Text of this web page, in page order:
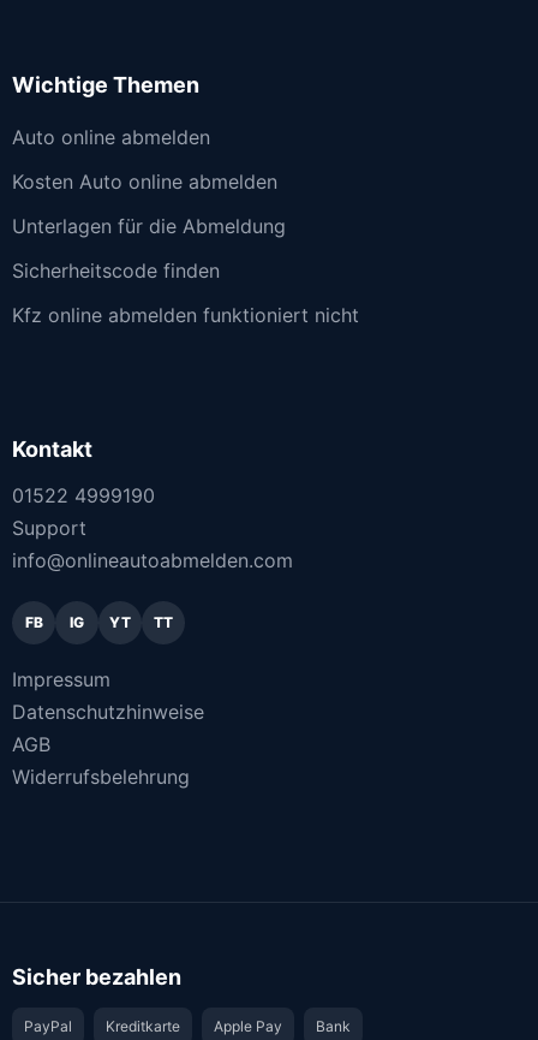
Wichtige Themen
Auto online abmelden
Kosten Auto online abmelden
Unterlagen für die Abmeldung
Sicherheitscode finden
Kfz online abmelden funktioniert nicht
Kontakt
01522 4999190
Support
info@onlineautoabmelden.com
FB IG YT TT
Impressum
Datenschutzhinweise
AGB
Widerrufsbelehrung
Sicher bezahlen
PayPal Kreditkarte Apple Pay Bank